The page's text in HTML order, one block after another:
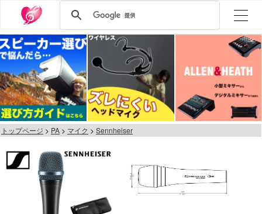
トップページ PA マイク Sennheiser